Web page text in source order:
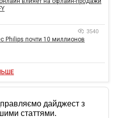
3540
Philips почти 10 миллионов
дайджест з
статтями.